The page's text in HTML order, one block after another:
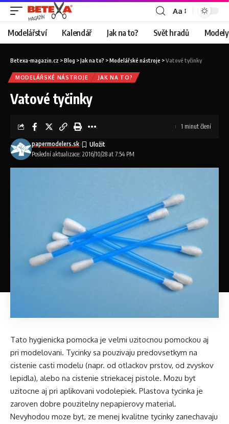
Aa
Modelářství Kalendář Jak na to? Svět hradů
Betexa-magazin.cz >Blog >Jak na to? >Modelářské nástroje >Vatové tyčinky
MODELÁŘSKÉ NÁSTROJE JAK NA TO?
Vatové tyčinky
Poslední aktualizace: 2016/10/28 at 7:54 PM
papermodelers.sk
1 minut člení
Tato hygienicka pomocka je velmi uzitocnou pomockou aj
pri modelovani. Tycinky sa pouzivaju predovsetkym na
cistenie casti modelu (napr. od otlackov prstov, od zvyskov
lepidla), alebo na cistenie striekacej pistole. Mozu byt
uzitocne aj pri aplikovani vodolepiek. Plastova tycinka je
zaroven dobre pouzitelny nepapierovy material.
Nevyhodou moze byt, ze menej kvalitne tycinky zanechavaju